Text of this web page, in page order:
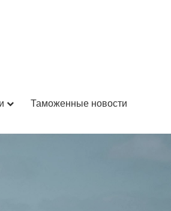
Таможенные новости